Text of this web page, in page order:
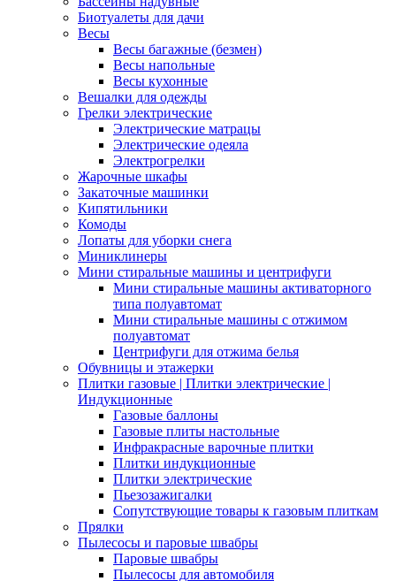
Биотуалеты для дачи
Весы
Весы багажные (безмен)
Весы напольные
Весы кухонные
Вешалки для одежды
Грелки электрические
Электрические матрацы
Электрические одеяла
Электрогрелки
Жарочные шкафы
Закаточные машинки
Кипятильники
Комоды
Лопаты для уборки снега
Миниклинеры
Мини стиральные машины и центрифуги
Мини стиральные машины активаторного
типа полуавтомат
Мини стиральные машины с отжимом
полуавтомат
Центрифуги для отжима белья
Обувницы и этажерки
Плитки газовые | Плитки электрические |
Индукционные
Газовые баллоны
Газовые плиты настольные
Инфракрасные варочные плитки
Плитки индукционные
Плитки электрические
Пьезозажигалки
Сопутствующие товары к газовым плиткам
Прялки
Пылесосы и паровые швабры
Паровые швабры
Пылесосы для автомобиля